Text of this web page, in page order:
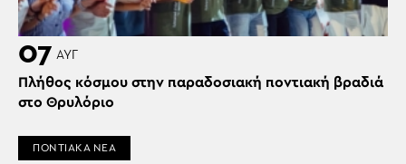
07 ΑΥΓ
Πλήθος κόσμου στην παραδοσιακή ποντιακή βραδιά
στο Θρυλόριο
ΠΟΝΤΙΑΚΑ ΝΕΑ